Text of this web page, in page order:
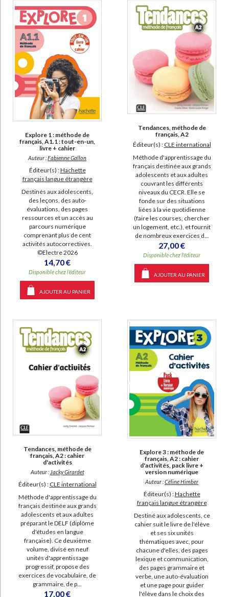
Explore 1 : méthode de
français, A1.1 : tout-en-un,
livre + cahier
Auteur :Fabienne Gallon
Éditeur(s) :Hachette
français langue étrangère
Destinés aux adolescents,
des leçons, des auto-
évaluations, des pages
ressources et un accès au
parcours numérique
comprenant plus de cent
activités autocorrectives.
©Electre 2026
14,70 €
Disponible chez l'éditeur
AJOUTER AU PANIER
Tendances, méthode de
français, A2
Éditeur(s) : CLE international
Méthode d'apprentissage du
français destinée aux grands
adolescents et aux adultes
couvrant les différents
niveaux du CECR. Elle se
fonde sur des situations
liées à la vie quotidienne
(faire les courses, chercher
un logement, etc.), et fournit
de nombreux exercices d...
27,00 €
Disponible chez l'éditeur
AJOUTER AU PANIER
Tendances, méthode de
français, A2 : cahier
d'activités
Auteur : Jacky Girardet
Éditeur(s) : CLE international
Méthode d'apprentissage du
français destinée aux grands
adolescents et aux adultes
préparant le DELF (diplôme
d'études en langue
française). Ce deuxième
volume, divisé en neuf
unités d'apprentissage
progressif, propose des
exercices de vocabulaire, de
grammaire, de p...
17,00 €
Explore 3 : méthode de
français, A2 : cahier
d'activités, pack livre +
version numérique
Auteur :Céline Himber
Éditeur(s) :Hachette
français langue étrangère
Destiné aux adolescents, ce
cahier suit le livre de l'élève
et ses six unités
thématiques avec, pour
chacune d'elles, des pages
lexique et communication,
des pages grammaire et
verbe, une auto-évaluation
et une page pour guider
l'élève dans le choix des